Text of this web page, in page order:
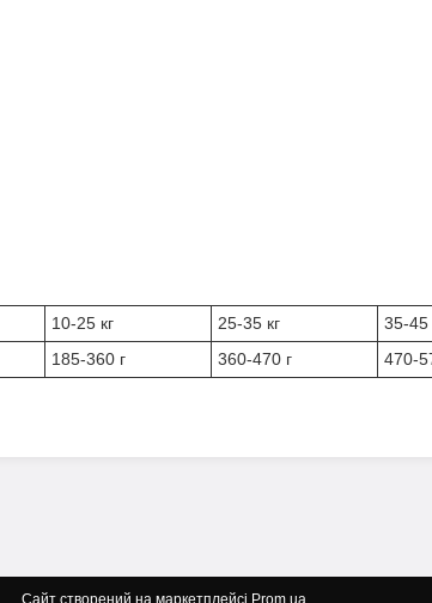
10-25 кг 25-35 кг
35-45
185-360 г 360-470 г 470-
Сайт створений на маркетплейсі Prom.ua